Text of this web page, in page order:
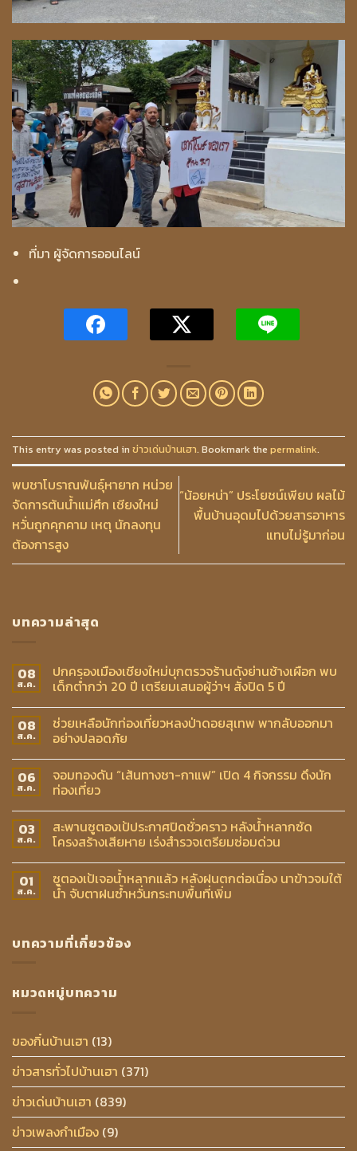
ที่มา ผู้จัดการออนไลน์
This entry was posted in ข่าวเด่นบ้านเฮา. Bookmark the permalink.
พบชาโบราณพันธุ์หายาก หน่วย
จัดการต้นน้ำแม่ศึก เชียงใหม่
หวั่นถูกคุกคาม เหตุ นักลงทุน
ต้องการสูง
“น้อยหน่า” ประโยชน์เพียบ ผลไม้
พื้นบ้านอุดมไปด้วยสารอาหาร
แทบไม่รู้มาก่อน
บทความล่าสุด
08
ส.ค.
ปกครองเมืองเชียงใหม่บุกตรวจร้านดังย่านช้างเผือก พบ
เด็กต่ำกว่า 20 ปี เตรียมเสนอผู้ว่าฯ สั่งปิด 5 ปี
08
ส.ค.
ช่วยเหลือนักท่องเที่ยวหลงป่าดอยสุเทพ พากลับออกมา
อย่างปลอดภัย
06
ส.ค.
จอมทองดัน “เส้นทางชา-กาแฟ” เปิด 4 กิจกรรม ดึงนัก
ท่องเที่ยว
03
ส.ค.
สะพานซูตองเป้ประกาศปิดชั่วคราว หลังน้ำหลากซัด
โครงสร้างเสียหาย เร่งสำรวจเตรียมซ่อมด่วน
01
ส.ค.
ซูตองเป้เจอน้ำหลากแล้ว หลังฝนตกต่อเนื่อง นาข้าวจมใต้
น้ำ จับตาฝนซ้ำหวั่นกระทบพื้นที่เพิ่ม
บทความที่เกี่ยวข้อง
หมวดหมู่บทความ
ของกิ๋นบ้านเฮา (13)
ข่าวสารทั่วไปบ้านเฮา (371)
ข่าวเด่นบ้านเฮา (839)
ข่าวเพลงกำเมือง (9)